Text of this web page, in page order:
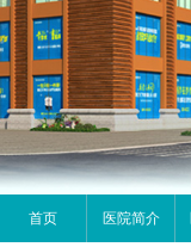
首页 医院简介